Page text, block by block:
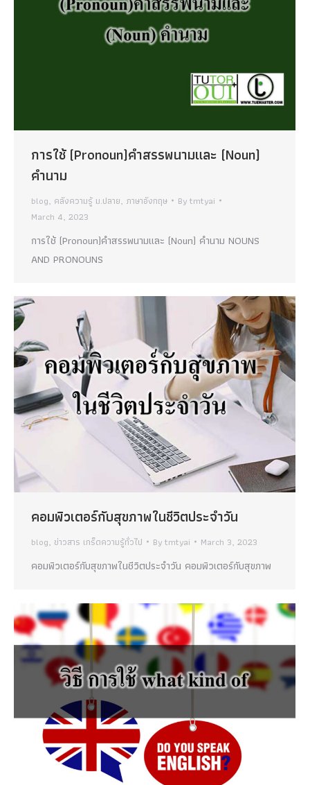
การใช้ (Pronoun)คำสรรพนามและ (Noun)
คำนาม
blog, คลังความรู้ ม.ปลาย, ภาษาอังกฤษ Bytmtyai
March 4, 2023
การใช้ (Pronoun)คำสรรพนามและ (Noun) คำนาม NOUNS
AND PRONOUNS
คอมพิวเตอร์กับสุขภาพในชีวิตประจำวัน
blog, ข่าวสาร เกร็ดความรู้ทั่วไป Bytmtyai March 3, 2023
คอมพิวเตอร์กับสุขภาพในชีวิตประจำวัน คอมพิวเตอร์กับสุขภาพ